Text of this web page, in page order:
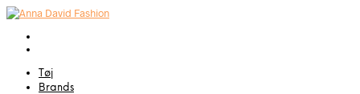
Tøj
Brands